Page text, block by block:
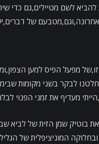
לשם מטיילים,גם כדי
של
מפעל הפיס למען
לבקר בשני מקומות
מעדיף את זמני הפנוי
בוטיק שמן הזית של לביא